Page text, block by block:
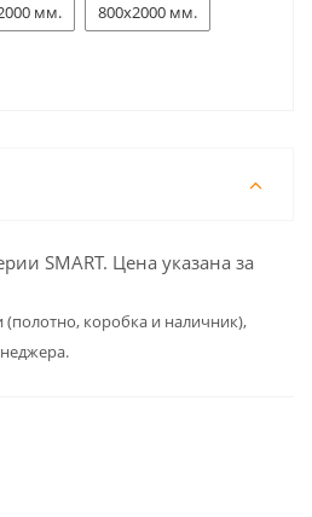
мм. 800x2000 мм.
SMART. Цена указана за
(полотно, коробка и наличник),